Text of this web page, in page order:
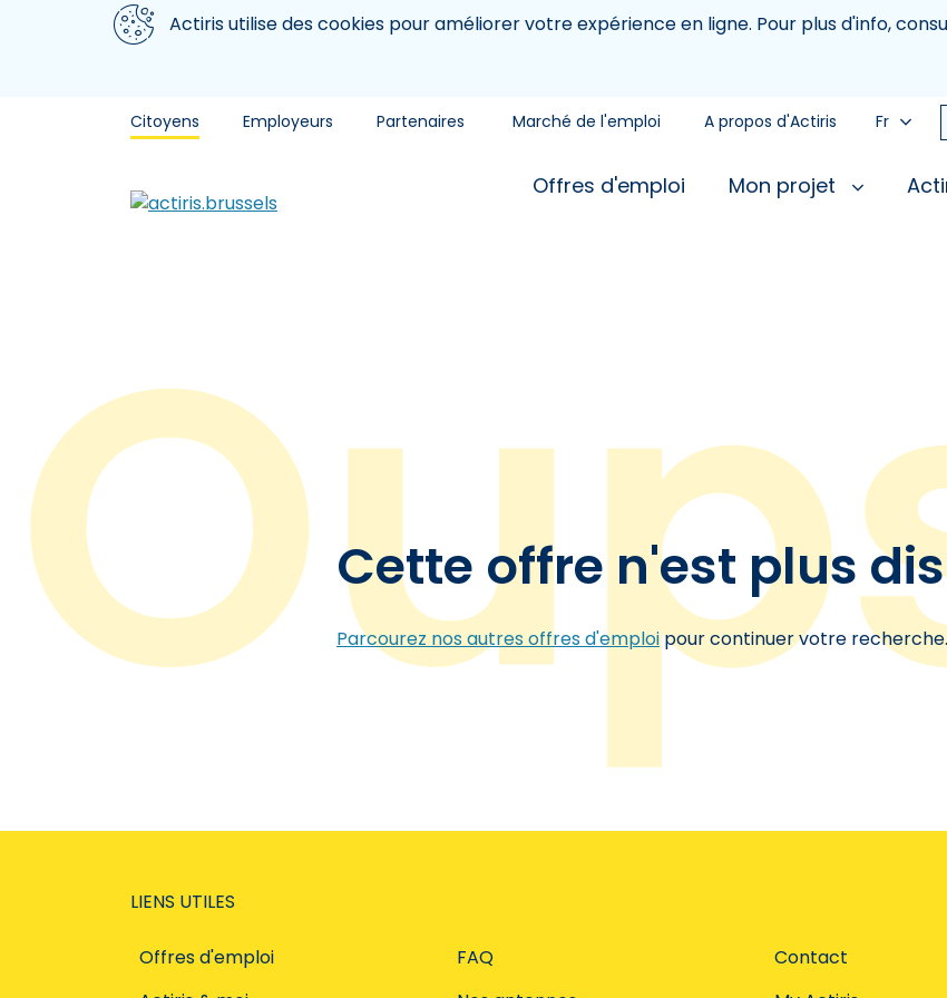
Aller au contenu principal
Nous utilisons des cookiesActiris utilise des cookies pour améliorer votre expérience en ligne. Pour plus d'info,
Citoyens Employeurs Partenaires Marché de l'emploi A propos d'Actiris Fr
Offres d'emploi Mon projet
Cette offre n'est plus
Parcourez nos autres offres d'emploipour continuer votre recherche.
LIENS UTILES
Offres d'emploi
FAQ
Contact